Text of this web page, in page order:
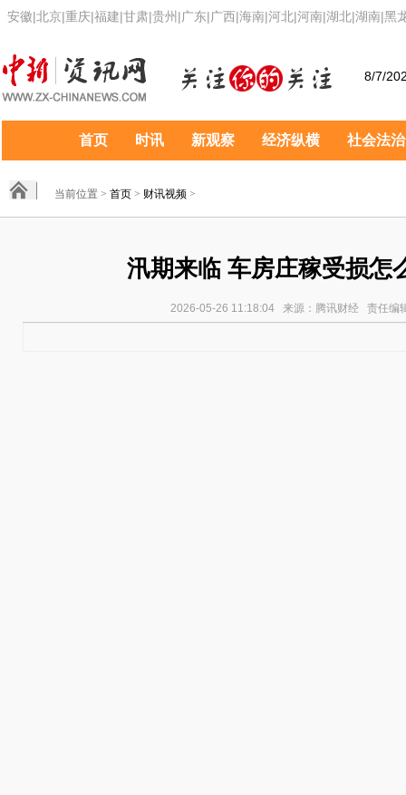
安徽|北京|重庆|福建|甘肃|贵州 |广东|广西|海南|河北|河南|湖北|湖南|黑
8/7/
首页 时讯 新观察 经济纵横 社会法治
当前位置 > 首页 > 财讯视频 >
汛期来临 车房庄稼受损怎
2026-05-26 11:18:04 来源：腾讯财经 责任编